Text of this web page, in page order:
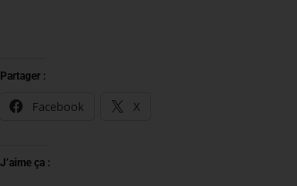
Partager :
Facebook X
J’aime ça :